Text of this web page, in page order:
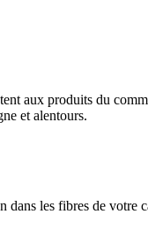
aux produits du
et alentours.
les fibres de votre